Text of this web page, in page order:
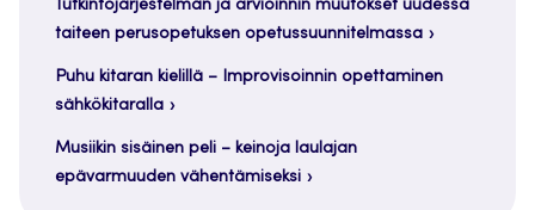
Tutkintojärjestelmän ja arvioinnin muutokset uudessa
taiteen perusopetuksen opetussuunnitelmassa
Puhu kitaran kielillä – Improvisoinnin opettaminen
sähkökitaralla
Musiikin sisäinen peli – keinoja laulajan
epävarmuuden vähentämiseksi